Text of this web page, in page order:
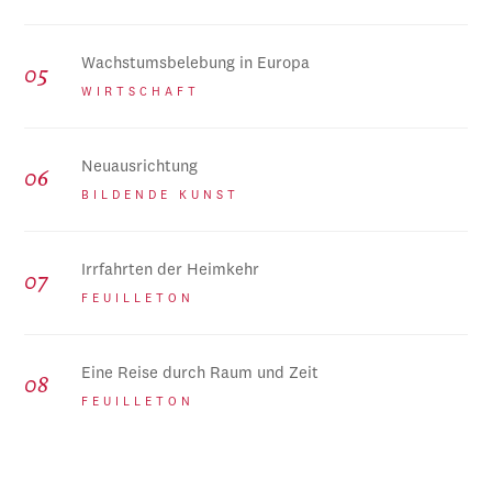
Wachstumsbelebung in Europa
WIRTSCHAFT
Neuausrichtung
BILDENDE KUNST
Irrfahrten der Heimkehr
FEUILLETON
Eine Reise durch Raum und Zeit
FEUILLETON